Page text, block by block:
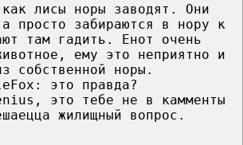
лисы норы заводят. Они
просто забираются в нору к
там гадить. Енот очень
ему это неприятно и
собственной норы.
это правда?
это тебе не в камменты
жилищный вопрос.